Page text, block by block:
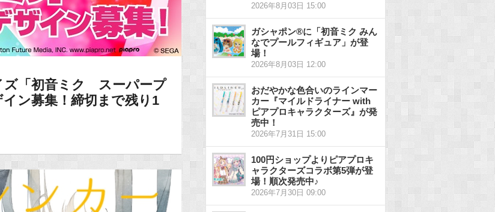
ズ「初音ミク スーパープ
ン募集！締切まで残り1
2026年8月03日 15:00
ガシャポン®に「初音ミク みん
なでプールフィギュア」が登
場！
2026年8月03日 12:00
おだやかな色合いのラインマー
カー『マイルドライナー with
ピアプロキャラクターズ』が発
売中！
2026年7月31日 15:00
100円ショップよりピアプロキ
ャラクターズコラボ第5弾が登
場！順次発売中♪
2026年7月30日 09:00